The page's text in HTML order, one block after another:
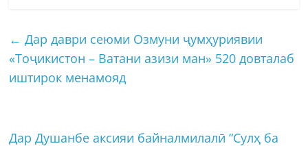
← Дар даври сеюми Озмуни ҷумҳуриявии
«Тоҷикистон – Ватани азизи ман» 520 довталаб
иштирок менамояд
Дар Душанбе аксияи байналмилалӣ “Сулҳ ба